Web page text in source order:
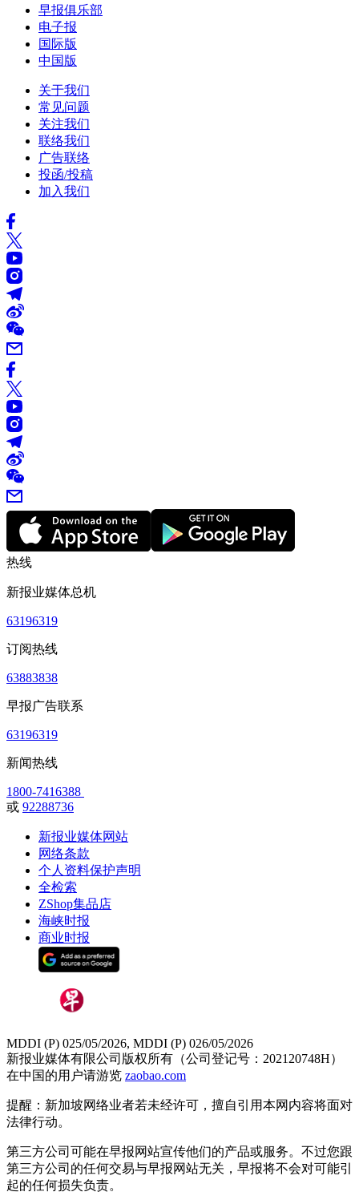
早报俱乐部
电子报
国际版
中国版
关于我们
常见问题
关注我们
联络我们
广告联络
投函/投稿
加入我们
热线
新报业媒体总机
63196319
订阅热线
63883838
早报广告联系
63196319
新闻热线
1800-7416388
或 92288736
新报业媒体网站
网络条款
个人资料保护声明
全检索
ZShop集品店
海峡时报
商业时报
MDDI (P) 025/05/2026, MDDI (P) 026/05/2026
新报业媒体有限公司版权所有（公司登记号：202120748H）
在中国的用户请游览 zaobao.com
提醒：新加坡网络业者若未经许可，擅自引用本网内容将面对
法律行动。
第三方公司可能在早报网站宣传他们的产品或服务。不过您跟
第三方公司的任何交易与早报网站无关，早报将不会对可能引
起的任何损失负责。